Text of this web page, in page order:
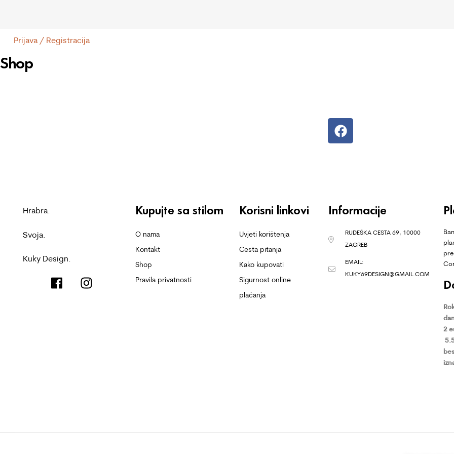
Prijava / Registracija
Shop
Hrabra.
Svoja.
Kuky Design.
Kupujte sa stilom
O nama
Kontakt
Shop
Pravila privatnosti
Korisni linkovi
Uvjeti korištenja
Česta pitanja
Kako kupovati
Sigurnost online
plaćanja
Informacije
RUDEŠKA CESTA 69, 10000
ZAGREB
EMAIL:
KUKY69DESIGN@GMAIL.COM
2